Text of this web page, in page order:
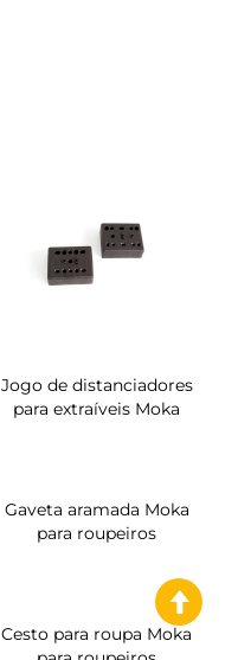
Jogo de distanciadores
para extraíveis Moka